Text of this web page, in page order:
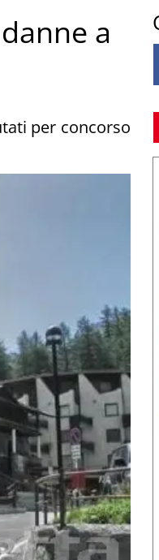
a
per concorso